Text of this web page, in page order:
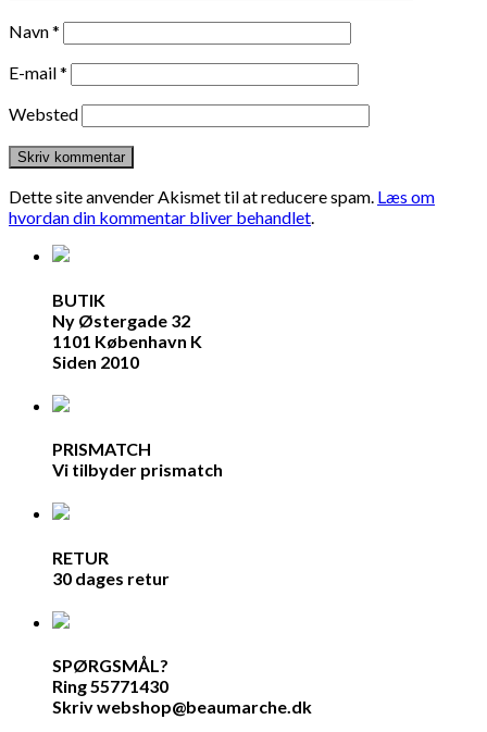
Navn*
E-mail*
Websted
Dette site anvender Akismet til at reducere spam. Læs om
hvordan din kommentar bliver behandlet.
BUTIK
Ny Østergade 32
1101 København K
Siden 2010
PRISMATCH
Vi tilbyder prismatch
RETUR
30 dages retur
SPØRGSMÅL?
Ring 55771430
Skriv webshop@beaumarche.dk